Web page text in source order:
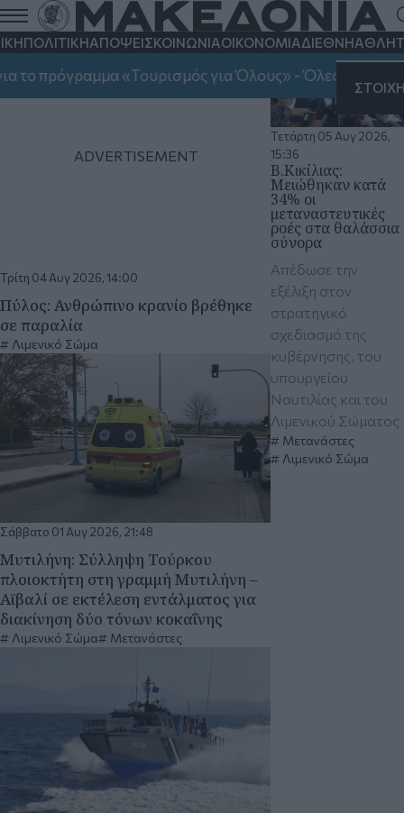
ΠΟΛΙΤΙΚΗΑΠΟΨΕΙΣΚΟΙΝΩΝΙΑΟΙΚΟΝΟΜΙΑΔΙΕΘΝΗ
«Τουρισμός για Όλους» - Όλες οι πληροφορίες
Λιμενικό Σώμα
Τρίτη 04 Αυγ 2026, 14:00
Πύλος: Ανθρώπινο κρανίο βρέθηκε
σε παραλία
Λιμενικό Σώμα
Σάββατο 01 Αυγ 2026, 21:48
Μυτιλήνη: Σύλληψη Τούρκου
πλοιοκτήτη στη γραμμή Μυτιλήνη –
Αϊβαλί σε εκτέλεση εντάλματος για
διακίνηση δύο τόνων κοκαΐνης
Λιμενικό Σώμα Μετανάστες
Τετάρτη 05 Αυγ 2026,
15:36
B.Κικίλιας:
Μειώθηκαν κατά
34% οι
μεταναστευτικές
ροές στα θαλάσσια
σύνορα
Απέδωσε την
εξέλιξη στον
στρατηγικό
σχεδιασμό της
κυβέρνησης, του
υπουργείου
Ναυτιλίας και του
Λιμενικού Σώματος
Μετανάστες
Λιμενικό Σώμα